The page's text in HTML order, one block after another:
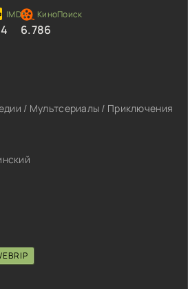
6.786
/ Мультсериалы / Приключения